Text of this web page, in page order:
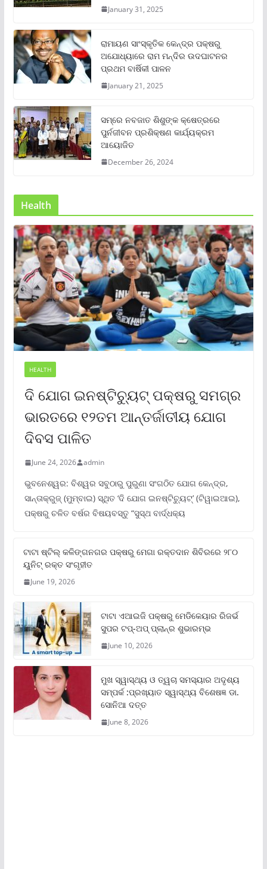
January 31, 2025
ରାମାୟଣ ସାଂସ୍କୃତିକ କେନ୍ଦ୍ର ପକ୍ଷରୁ
ଅଯୋଧ୍ୟାରେ ରାମ ମନ୍ଦିର ଉଦଘାଟନର
ପ୍ରଥମ ବାର୍ଷିକୀ ପାଳନ
January 21, 2025
ସମ୍‌ରେ ନବଜାତ ଶିଶୁଙ୍କ କ୍ଷେତ୍ରରେ
ପୁର୍ନଜୀବନ ପ୍ରଶିକ୍ଷଣ କାର୍ଯ୍ୟକ୍ରମ
ଆୟୋଜିତ
December 26, 2024
Health
HEALTH
ଦି ଯୋଗ ଇନଷ୍ଟିଚ୍ୟୁଟ୍ ପକ୍ଷରୁ ସମଗ୍ର
ଭାରତରେ ୧୨ତମ ଆନ୍ତର୍ଜାତୀୟ ଯୋଗ
ଦିବସ ପାଳିତ
June 24, 2026 admin
ଭୁବନେଶ୍ୱର: ବିଶ୍ୱର ସବୁଠାରୁ ପୁରୁଣା ସଂଗଠିତ ଯୋଗ କେନ୍ଦ୍ର,
ସାନ୍ତାକ୍ରୁଜ୍ (ମୁମ୍ବାଇ) ସ୍ଥିତ ‘ଦି ଯୋଗ ଇନଷ୍ଟିଚ୍ୟୁଟ୍‌’ (ଟିୱାଇଆଇ),
ପକ୍ଷରୁ ଚଳିତ ବର୍ଷର ବିଷୟବସ୍ତୁ “ସୁସ୍ଥ ବାର୍ଦ୍ଧକ୍ୟ
ଟାଟା ଷ୍ଟିଲ୍‌ କଳିଙ୍ଗନଗର ପକ୍ଷରୁ ମେଗା ରକ୍ତଦାନ ଶିବିରରେ ୨୮୦
ୟୁନିଟ୍‌ ରକ୍ତ ସଂଗୃହୀତ
June 19, 2026
ଟାଟା ଏଆଇଜି ପକ୍ଷରୁ ମେଡିକେୟାର ରିଜର୍ଭ
ସୁପର ଟପ୍‌-ଅପ୍ ପ୍ଲାନ୍‌ର ଶୁଭାରମ୍ଭ
June 10, 2026
ମୁଖ ସ୍ୱାସ୍ଥ୍ୟ ଓ ତ୍ୱଚା ସମସ୍ୟାର ଅଦୃଶ୍ୟ
ସମ୍ପର୍କ :ପ୍ରଖ୍ୟାତ ସ୍ୱାସ୍ଥ୍ୟ ବିଶେଷଜ୍ଞ ଡା.
ସୋନିଆ ଦତ୍ତ
June 8, 2026